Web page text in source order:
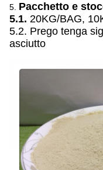
5. Pacchetto e
5.1. 20KG/BAG,
5.2. Prego tenga
asciutto